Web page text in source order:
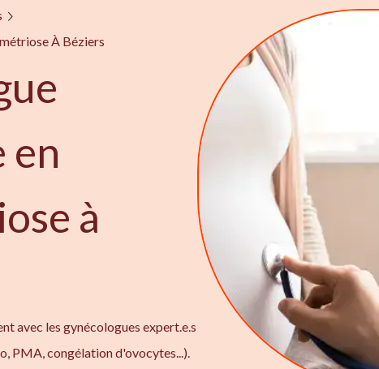
À Béziers
en
à
avec les gynécologues expert.e.s
PMA, congélation d'ovocytes...).